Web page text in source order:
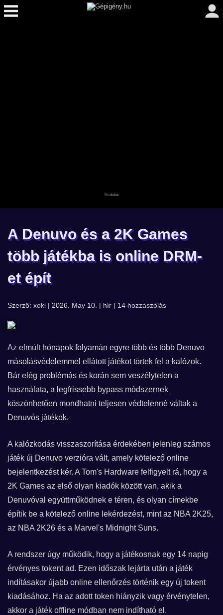
A Denuvo és a 2K Games
több játékba is online DRM-
et épít
Szerző: xoki | 2026. May 10. | hír | 14 hozzászólás
Az elmúlt hónapok folyamán egyre több és több Denuvo
másolásvédelemmel ellátott játékot törtek fel a kalózok.
Bár elég problémás és korán sem veszélytelen a
használata, a legfrissebb bypass módszernek
köszönhetően mondhatni teljesen védtelenné váltak a
Denuvós játékok.
A kalózkodás visszaszorítása érdekében jelenleg számos
játék új Denuvo verzióra vált, amely kötelező online
bejelentkezést kér. A Tom's Hardware felfigyelt rá, hogy a
2K Games az első olyan kiadók között van, akik a
Denuvóval együttműködnek e téren, és olyan címekbe
építik be a kötelező online lekérdezést, mint az NBA 2K25,
az NBA 2K26 és a Marvel's Midnight Suns.
A rendszer úgy működik, hogy a játékosnak egy 14 napig
érvényes tokent ad. Ezen időszak lejárta után a játék
indításakor újabb online ellenőrzés történik egy új tokent
kiadásához. Ha az adott token hiányzik vagy érvénytelen,
akkor a játék offline módban nem indítható el.